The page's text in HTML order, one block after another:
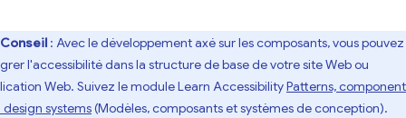
Conseil : Avec le développement axé sur les composants, vous pouvez
l'accessibilité dans la structure de base de votre site Web ou
Web. Suivez le module Learn AccessibilityPatterns,
design systems(Modèles, composants et systèmes de conception).